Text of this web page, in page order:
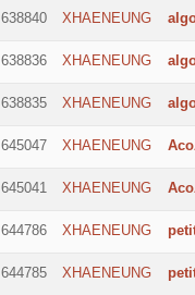
638840 XHAENEUNG
638836 XHAENEUNG
638835 XHAENEUNG
645047 XHAENEUNG
645041 XHAENEUNG
644786 XHAENEUNG
644785 XHAENEUNG